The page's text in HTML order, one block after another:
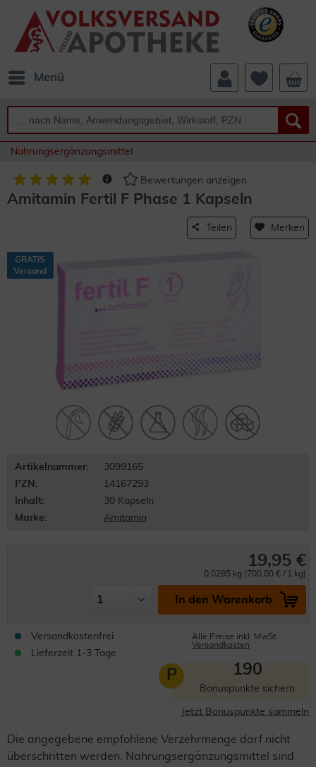
Menü
Nahrungsergänzungsmittel
Bewertungen anzeigen
Amitamin Fertil F Phase 1 Kapseln
Teilen Merken
GRATIS
Versand
Artikelnummer:
3099165
PZN:
14167293
Inhalt:
30 Kapseln
Marke:
Amitamin
19,95 €
0.0285 kg (700,00 € / 1 kg)
In den Warenkorb
Versandkostenfrei
Lieferzeit 1-3 Tage
Alle Preise inkl. MwSt.
Versandkosten
P 190
Bonuspunkte sichern
Jetzt Bonuspunkte sammeln
Die angegebene empfohlene Verzehrmenge darf nicht
überschritten werden. Nahrungsergänzungsmittel sind